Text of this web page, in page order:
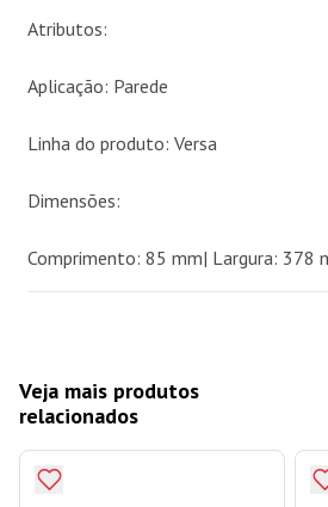
Atributos:
Aplicação: Parede
Linha do produto: Versa
Dimensões:
Comprimento: 85 mm| Largura: 378
Veja mais produtos
relacionados